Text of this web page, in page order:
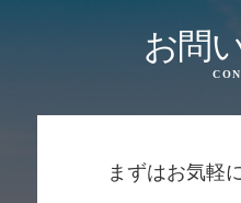
お問
まずはお気軽